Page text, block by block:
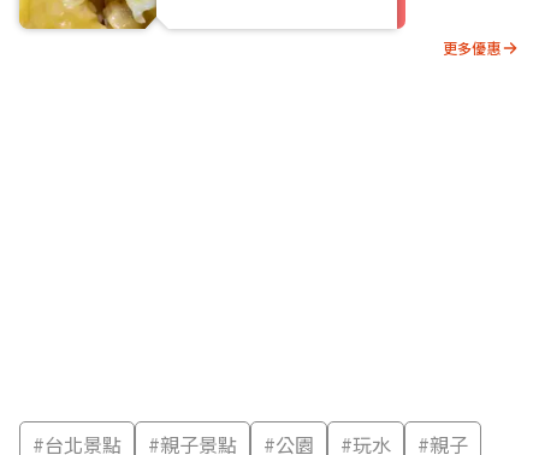
更多優惠
#台北景點 #親子景點 #公園 #玩水 #親子